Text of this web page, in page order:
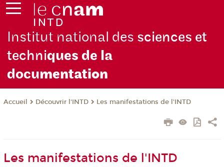
Institut national des sciences et
techniques de la
documentation
Accueil Découvrir l'INTD Les manifestations de l'INTD
Les manifestations de l'INTD